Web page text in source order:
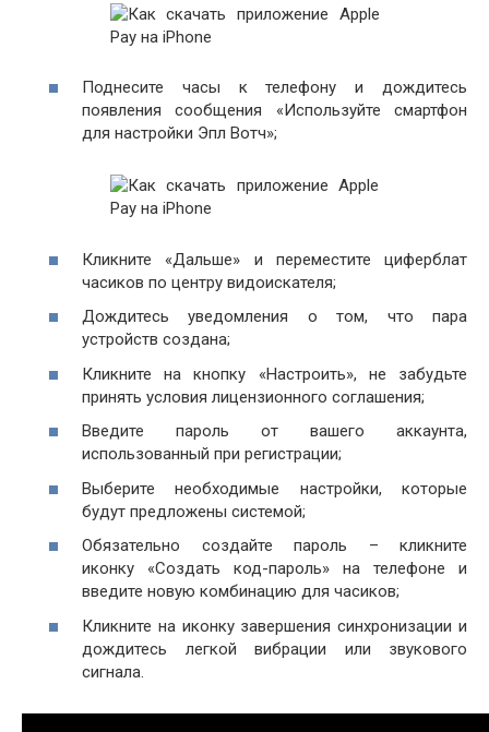
Поднесите часы к телефону и дождитесь
появления сообщения «Используйте смартфон
для настройки Эпл Вотч»;
Кликните «Дальше» и переместите циферблат
часиков по центру видоискателя;
Дождитесь уведомления о том, что пара
устройств создана;
Кликните на кнопку «Настроить», не забудьте
принять условия лицензионного соглашения;
Введите пароль от вашего аккаунта,
использованный при регистрации;
Выберите необходимые настройки, которые
будут предложены системой;
Обязательно создайте пароль – кликните
иконку «Создать код-пароль» на телефоне и
введите новую комбинацию для часиков;
Кликните на иконку завершения синхронизации и
дождитесь легкой вибрации или звукового
сигнала.